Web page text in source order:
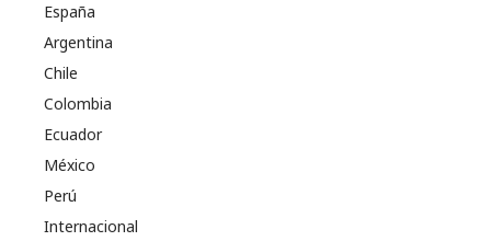
España
Argentina
Chile
Colombia
Ecuador
México
Perú
Internacional